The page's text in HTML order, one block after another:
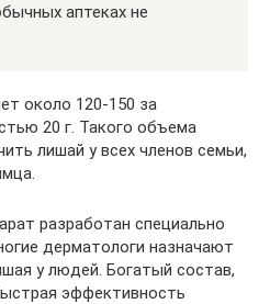
аптеках не
около 120-150 за
20 г. Такого объема
лишай у всех членов семьи,
разработан специально
дерматологи назначают
у людей. Богатый состав,
эффективность